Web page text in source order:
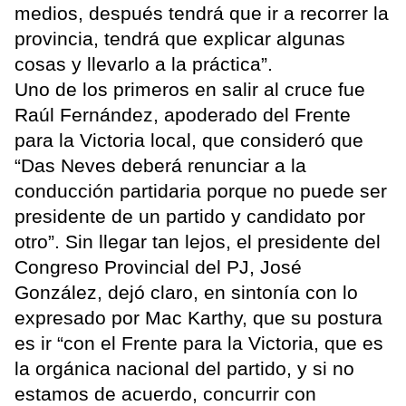
medios, después tendrá que ir a recorrer la
provincia, tendrá que explicar algunas
cosas y llevarlo a la práctica”.
Uno de los primeros en salir al cruce fue
Raúl Fernández, apoderado del Frente
para la Victoria local, que consideró que
“Das Neves deberá renunciar a la
conducción partidaria porque no puede ser
presidente de un partido y candidato por
otro”. Sin llegar tan lejos, el presidente del
Congreso Provincial del PJ, José
González, dejó claro, en sintonía con lo
expresado por Mac Karthy, que su postura
es ir “con el Frente para la Victoria, que es
la orgánica nacional del partido, y si no
estamos de acuerdo, concurrir con